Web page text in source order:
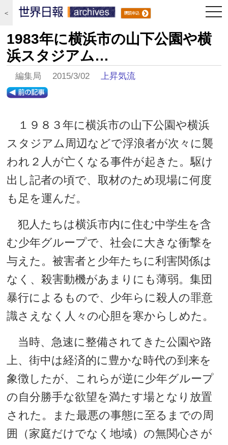
＜
1983年に横浜市の山下公園や横
浜スタジアム…
編集局 2015/3/02上昇気流
１９８３年に横浜市の山下公園や横浜
スタジアム周辺などで浮浪者が次々に襲
われ２人が亡くなる事件が起きた。駆け
出し記者の頃で、取材のため現場に何度
も足を運んだ。
犯人たちは横浜市内に住む中学生を含
む少年グループで、社会に大きな衝撃を
与えた。被害者と少年たちに利害関係は
なく、殺害動機があまりにも薄弱。集団
暴行によるもので、少年らに殺人の罪意
識さえなく人々の心胆を寒からしめた。
当時、急速に整備されてきた公園や路
上、街中は経済的に豊かな時代の到来を
象徴したが、これらが逆に少年グループ
の自分勝手な欲望を満たす場となり放置
された。また最悪の事態に至るまでの周
囲（家庭だけでなく地域）の無関心さが